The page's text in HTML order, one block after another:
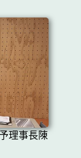
理事長陳